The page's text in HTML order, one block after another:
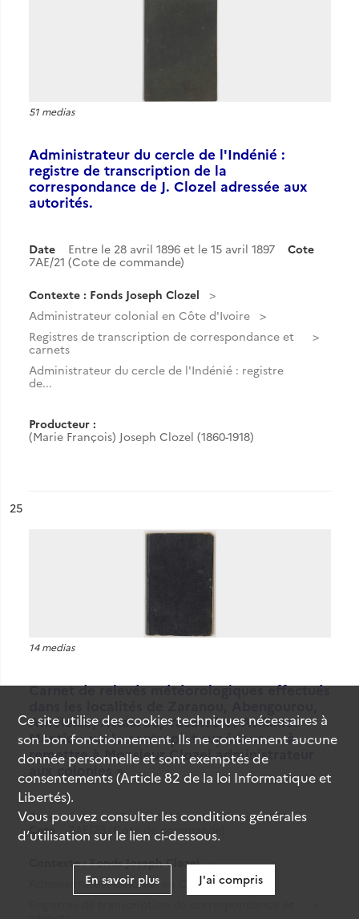
51 medias
Administrateur du cercle de l'Indénié :
registre de transcription de la
correspondance de J. Clozel adressée aux
autorités.
Date Entre le 28 avril 1896 et le 15 avril 1897
Cote
7AE/21 (Cote de commande)
Contexte : Fonds Joseph Clozel
Administrateur colonial en Côte d'Ivoire
Registres de transcription de correspondance et
carnets
Administrateur du cercle de l'Indénié : registre
de...
Producteur :
(Marie François) Joseph Clozel (1860-1918)
n°
25
14 medias
Carnet de relevés météorologiques effectués
Amélékia, Attakrou, Yacassé et Asikano.
Mention sur le contreplat supérieur : « à
remettre à Monsieur Clozel administrateur
aux colonies ».
Date
Entre le 27 avril 1896 et le 21 février 1897
Cote
7AE/23 (Cote de commande)
Contexte : Fonds Joseph Clozel
Administrateur colonial en Côte d'Ivoire
Ce site utilise descookiestechniques nécessaires à
son bon fonctionnement. Ils ne contiennent aucune
donnée personnelle et sont exemptés de
consentements (Article 82 de la loi Informatique et
Libertés).
Vous pouvez consulter les conditions générales
d’utilisation sur le lien ci-dessous.
En savoir plus J'ai compris